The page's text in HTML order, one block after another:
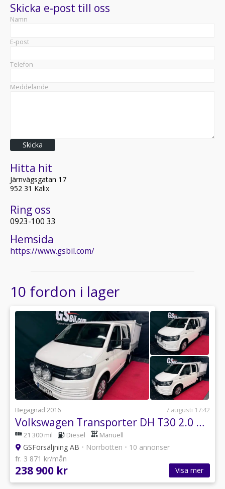
Skicka e-post till oss
Namn
E-post
Telefon
Meddelande
Skicka
Hitta hit
Järnvägsgatan 17
952 31 Kalix
Ring oss
0923-100 33
Hemsida
https://www.gsbil.com/
10 fordon i lager
Begagnad 2016 7 augusti 17:42
Volkswagen Transporter DH T30 2.0 TDI 140 Hk 4M
21 300 mil Diesel Manuell
GSFörsäljning AB • Norrbotten • 10 annonser
fr. 3 871 kr/mån
238 900 kr Visa mer